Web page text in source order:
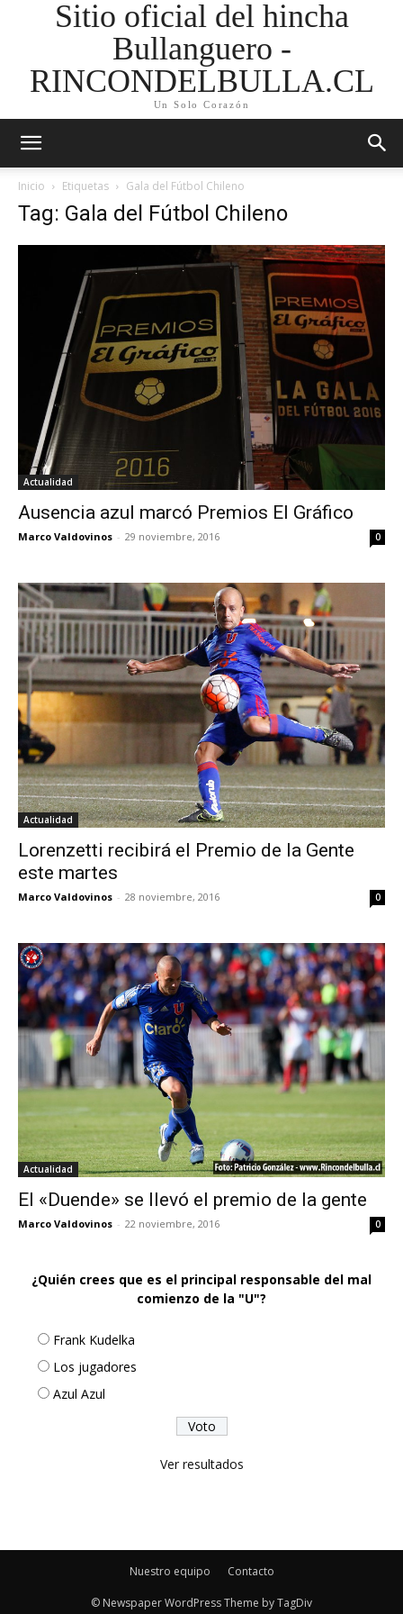
Sitio oficial del hincha
Bullanguero -
RINCONDELBULLA.CL
Un Solo Corazón
Inicio Etiquetas Gala del Fútbol Chileno
Tag: Gala del Fútbol Chileno
Actualidad
Ausencia azul marcó Premios El Gráfico
Marco Valdovinos - 29 noviembre, 2016 0
Actualidad
Lorenzetti recibirá el Premio de la Gente
este martes
Marco Valdovinos - 28 noviembre, 2016 0
Actualidad
El «Duende» se llevó el premio de la gente
Marco Valdovinos - 22 noviembre, 2016 0
¿Quién crees que es el principal responsable del mal
comienzo de la "U"?
Frank Kudelka
Los jugadores
Azul Azul
Ver resultados
Nuestro equipo Contacto
© Newspaper WordPress Theme by TagDiv